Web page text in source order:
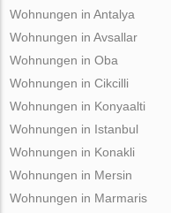
Wohnungen in Antalya
Wohnungen in Avsallar
Wohnungen in Oba
Wohnungen in Cikcilli
Wohnungen in Konyaalti
Wohnungen in Istanbul
Wohnungen in Konakli
Wohnungen in Mersin
Wohnungen in Marmaris